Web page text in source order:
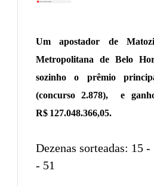
Um apostador de
Metropolitana de Belo
sozinho o prêmio
(concurso 2.878), e
R$ 127.048.366,05.
Dezenas sorteadas: 15 ‑
‑ 51